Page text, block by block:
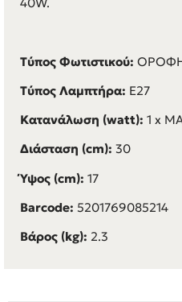
40W.
Τύπος Φωτιστικού:
Τύπος Λαμπτήρα: E27
Κατανάλωση (watt): 1 x
Διάσταση (cm): 30
Ύψος (cm): 17
Barcode: 5201769085214
Βάρος (kg): 2.3